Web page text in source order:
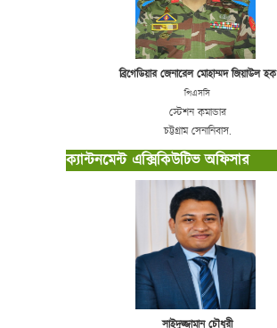
ব্রিগে‌ডিয়ার জেনা‌রেল মোহাম্মদ জিয়াউল হক
পিএস‌সি
স্টেশন কমান্ডার
চট্টগ্রাম সেনা‌নিবাস.
ক্যান্টনমেন্ট এক্সিকিউটিভ অফিসার
সাইদুজ্জামান চৌধুরী